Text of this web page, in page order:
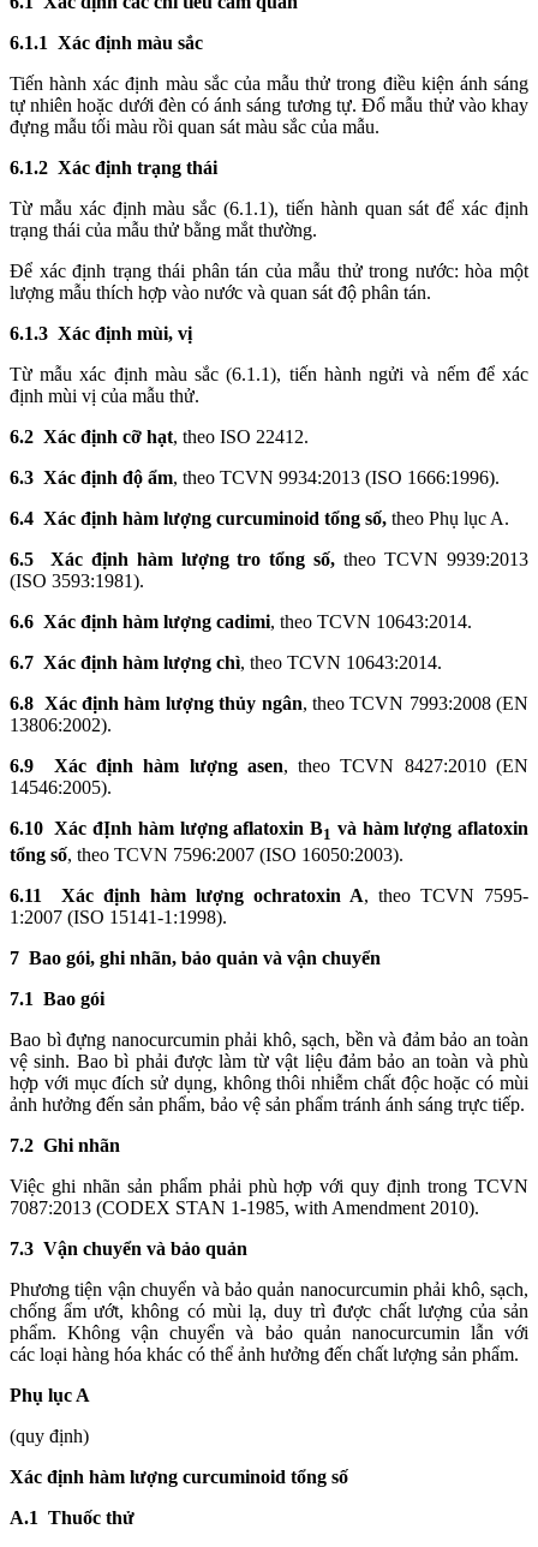
6.1.1 Xác định màu sắc
Tiến hành xác định màu sắc của mẫu thử trong điều kiện ánh sáng
tự nhiên hoặc dưới đèn có ánh sáng tương tự. Đổ mẫu thử vào khay
đựng mẫu tối màu rồi quan sát màu sắc của mẫu.
6.1.2 Xác định trạng thái
Từ mẫu xác định màu sắc (6.1.1), tiến hành quan sát để xác định
trạng thái của mẫu thử bằng mắt thường.
Để xác định trạng thái phân tán của mẫu thử trong nước: hòa một
lượng mẫu thích hợp vào nước và quan sát độ phân tán.
6.1.3 Xác định mùi, vị
Từ mẫu xác định màu sắc (6.1.1), tiến hành ngửi và nếm để xác
định mùi vị của mẫu thử.
6.2 Xác định cỡ hạt, theo ISO 22412.
6.3 Xác định độ ẩm, theo TCVN 9934:2013 (ISO 1666:1996).
6.4 Xác định hàm lượng curcuminoid tổng số, theo Phụ lục A.
6.5
Xác định hàm lượng tro tổng số, theo TCVN 9939:2013
(ISO 3593:1981).
6.6 Xác định hàm lượng cadimi, theo TCVN 10643:2014.
6.7 Xác định hàm lượng chì, theo TCVN 10643:2014.
6.8 Xác định hàm lượng thủy ngân, theo TCVN 7993:2008 (EN
13806:2002).
6.9
Xác định hàm lượng asen, theo TCVN 8427:2010 (EN
14546:2005).
6.10 Xác đỊnh hàm lượng aflatoxin B1 và hàm lượng aflatoxin
tổng số, theo TCVN 7596:2007 (ISO 16050:2003).
6.11 Xác định hàm lượng ochratoxin A, theo TCVN 7595-
1:2007 (ISO 15141-1:1998).
7 Bao gói, ghi nhãn, bảo quản và vận chuyển
7.1 Bao gói
Bao bìđựng nanocurcumin phải khô, sạch, bền và đảm bảo an toàn
vệ sinh. Bao bì phải được làm từ vật liệu đảm bảo an toàn và phù
hợp với mục đích sử dụng, không thôi nhiễm chất độc hoặc có mùi
ảnh hưởng đến sản phẩm, bảo vệ sản phẩm tránh ánh sáng trực tiếp.
7.2 Ghi nhãn
Việc ghi nhãn sản phẩm phải phù hợp với quy định trong TCVN
7087:2013 (CODEX STAN 1-1985, with Amendment 2010).
7.3 Vận chuyển và bảo quản
Phương tiện vận chuyển và bảo quản nanocurcumin phải khô, sạch,
chống ẩm ướt, không có mùi lạ, duy trì được chất lượng của sản
phẩm. Không vận chuyển và bảo quản nanocurcumin lẫn với
các loại hàng hóa khác có thể ảnh hưởng đến chất lượng sản phẩm.
Phụ lục A
(quy định)
Xác định hàm lượng curcuminoid tổng số
A.1 Thuốc thử